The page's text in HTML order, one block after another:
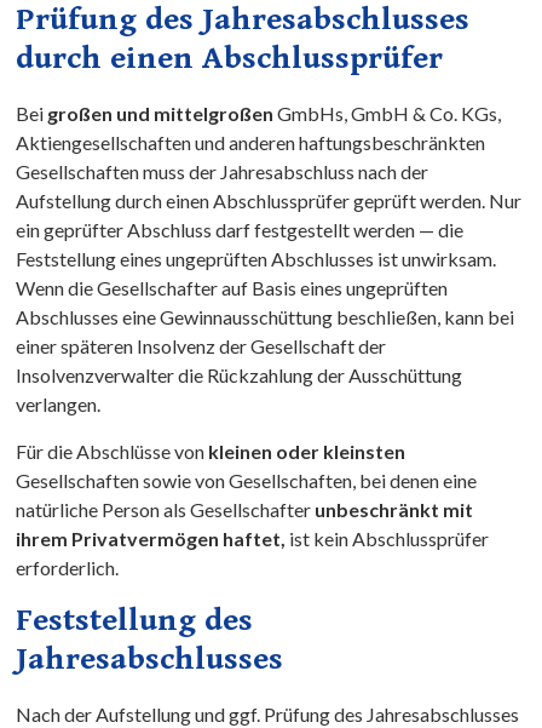
Prüfung des Jahresabschlusses
durch einen Abschlussprüfer
Bei großen und mittelgroßen GmbHs, GmbH & Co. KGs,
Aktiengesellschaften und anderen haftungsbeschränkten
Gesellschaften muss der Jahresabschluss nach der
Aufstellung durch einen Abschlussprüfer geprüft werden. Nur
ein geprüfter Abschluss darf festgestellt werden — die
Feststellung eines ungeprüften Abschlusses ist unwirksam.
Wenn die Gesellschafter auf Basis eines ungeprüften
Abschlusses eine Gewinnausschüttung beschließen, kann bei
einer späteren Insolvenz der Gesellschaft der
Insolvenzverwalter die Rückzahlung der Ausschüttung
verlangen.
Für die Abschlüsse von kleinen oder kleinsten
Gesellschaften sowie von Gesellschaften, bei denen eine
natürliche Person als Gesellschafter unbeschränkt mit
ihrem Privatvermögen haftet, ist kein Abschlussprüfer
erforderlich.
Feststellung des
Jahresabschlusses
Nach der Aufstellung und ggf. Prüfung des Jahresabschlusses